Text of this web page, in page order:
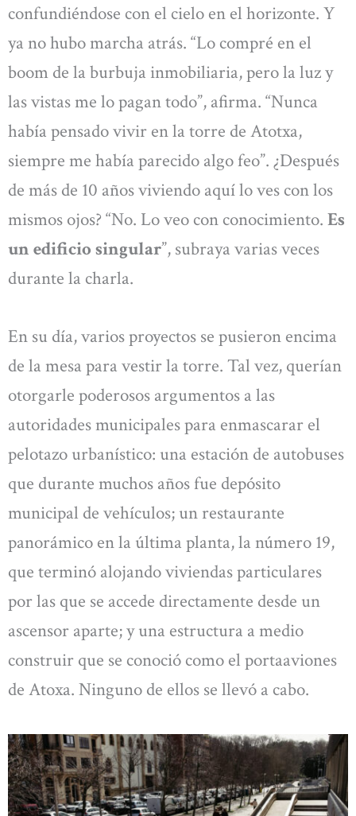
confundiéndose con el cielo en el horizonte. Y
ya no hubo marcha atrás. “Lo compré en el
boom de la burbuja inmobiliaria, pero la luz y
las vistas me lo pagan todo”, afirma. “Nunca
había pensado vivir en la torre de Atotxa,
siempre me había parecido algo feo”. ¿Después
de más de 10 años viviendo aquí lo ves con los
mismos ojos? “No. Lo veo con conocimiento. Es
un edificio singular”, subraya varias veces
durante la charla.
En su día, varios proyectos se pusieron encima
de la mesa para vestir la torre. Tal vez, querían
otorgarle poderosos argumentos a las
autoridades municipales para enmascarar el
pelotazo urbanístico: una estación de autobuses
que durante muchos años fue depósito
municipal de vehículos; un restaurante
panorámico en la última planta, la número 19,
que terminó alojando viviendas particulares
por las que se accede directamente desde un
ascensor aparte; y una estructura a medio
construir que se conoció como el portaaviones
de Atoxa. Ninguno de ellos se llevó a cabo.